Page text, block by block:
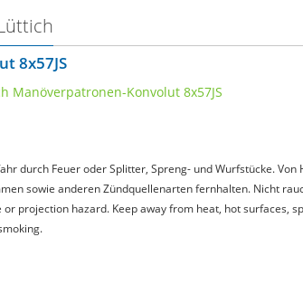
8x57JS
durch Feuer oder Splitter, Spreng- und Wurfstücke. Von
sowie anderen Zündquellenarten fernhalten. Nicht
or projection hazard. Keep away from heat, hot surfaces,